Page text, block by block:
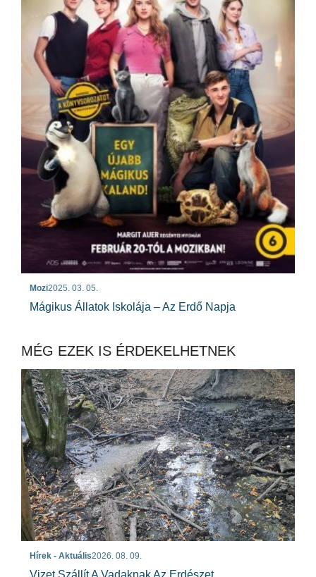
Mozi2025. 03. 05.
Mágikus Állatok Iskolája – Az Erdő Napja
MÉG EZEK IS ÉRDEKELHETNEK
Hírek - Aktuális2026. 08. 09.